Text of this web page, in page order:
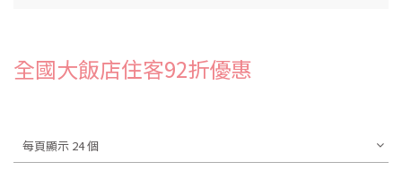
全國大飯店住客92折優惠
每頁顯示 24 個